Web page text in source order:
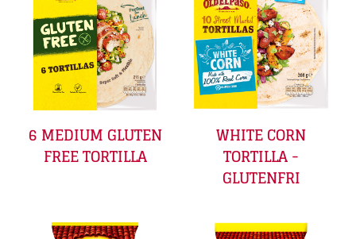
6 MEDIUM GLUTEN
FREE TORTILLA
WHITE CORN
TORTILLA -
GLUTENFRI